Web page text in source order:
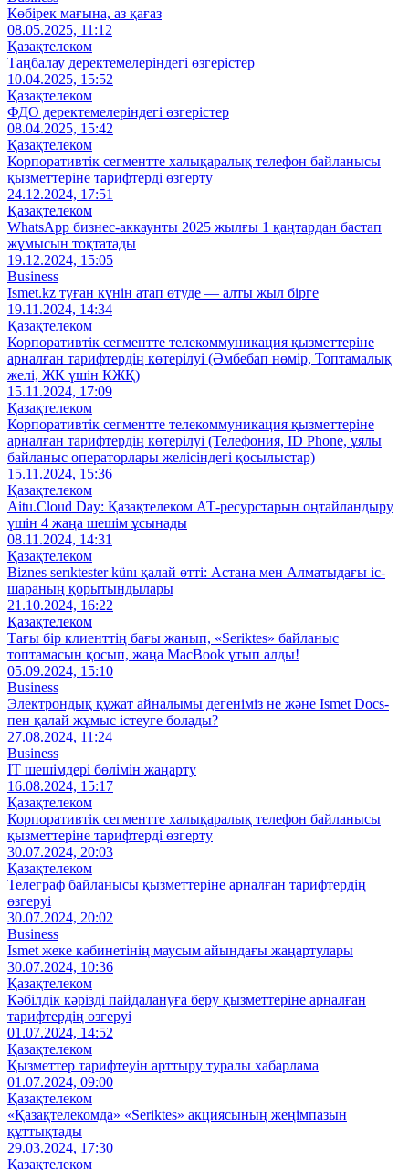
Көбірек мағына, аз қағаз
08.05.2025, 11:12
Қазақтелеком
Таңбалау деректемелеріндегі өзгерістер
10.04.2025, 15:52
Қазақтелеком
ФДО деректемелеріндегі өзгерістер
08.04.2025, 15:42
Қазақтелеком
Корпоративтік сегментте халықаралық телефон байланысы
қызметтеріне тарифтерді өзгерту
24.12.2024, 17:51
Қазақтелеком
WhatsApp бизнес-аккаунты 2025 жылғы 1 қаңтардан бастап
жұмысын тоқтатады
19.12.2024, 15:05
Business
Ismet.kz туған күнін атап өтуде — алты жыл бірге
19.11.2024, 14:34
Қазақтелеком
Корпоративтік сегментте телекоммуникация қызметтеріне
арналған тарифтердің көтерілуі (Әмбебап нөмір, Топтамалық
желі, ЖК үшін КЖҚ)
15.11.2024, 17:09
Қазақтелеком
Корпоративтік сегментте телекоммуникация қызметтеріне
арналған тарифтердің көтерілуі (Телефония, ID Phone, ұялы
байланыс операторлары желісіндегі қосылыстар)
15.11.2024, 15:36
Қазақтелеком
Aitu.Cloud Day: Қазақтелеком АТ-ресурстарын оңтайландыру
үшін 4 жаңа шешім ұсынады
08.11.2024, 14:31
Қазақтелеком
Biznes serıktester künı қалай өтті: Астана мен Алматыдағы іс-
шараның қорытындылары
21.10.2024, 16:22
Қазақтелеком
Тағы бір клиенттің бағы жанып, «Seriktes» байланыс
топтамасын қосып, жаңа MacBook ұтып алды!
05.09.2024, 15:10
Business
Электрондық құжат айналымы дегеніміз не және Ismet Docs-
пен қалай жұмыс істеуге болады?
27.08.2024, 11:24
Business
IT шешімдері бөлімін жаңарту
16.08.2024, 15:17
Қазақтелеком
Корпоративтік сегментте халықаралық телефон байланысы
қызметтеріне тарифтерді өзгерту
30.07.2024, 20:03
Қазақтелеком
Телеграф байланысы қызметтеріне арналған тарифтердің
өзгеруі
30.07.2024, 20:02
Business
Ismet жеке кабинетінің маусым айындағы жаңартулары
30.07.2024, 10:36
Қазақтелеком
Кәбілдік кәрізді пайдалануға беру қызметтеріне арналған
тарифтердің өзгеруі
01.07.2024, 14:52
Қазақтелеком
Қызметтер тарифтеуін арттыру туралы хабарлама
01.07.2024, 09:00
Қазақтелеком
«Қазақтелекомда» «Seriktes» акциясының жеңімпазын
құттықтады
29.03.2024, 17:30
Қазақтелеком